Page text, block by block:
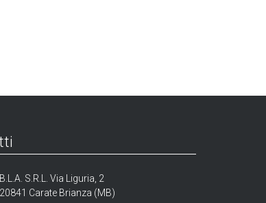
B.L.A. S.R.L. Via Liguria, 2
20841 Carate Brianza (MB)